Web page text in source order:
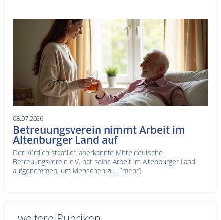
08.07.2026
Betreuungsverein nimmt Arbeit im
Altenburger Land auf
Der kürzlich staatlich anerkannte Mitteldeutsche
Betreuungsverein e.V. hat seine Arbeit im Altenburger Land
aufgenommen, um Menschen zu... [mehr]